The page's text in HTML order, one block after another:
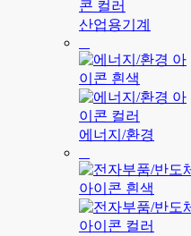
산업용기계
에너지/환경